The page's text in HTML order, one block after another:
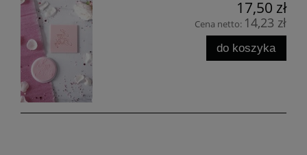
17,50 zł
Cena netto: 14,23 zł
do koszyka